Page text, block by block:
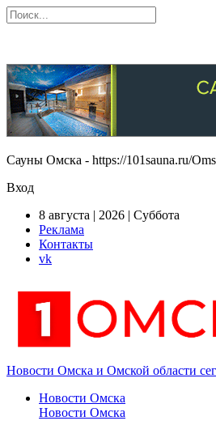
Сауны Омска - https://101sauna.ru/
Вход
8 августа | 2026 | Суббота
Реклама
Контакты
vk
Новости Омска и Омской области
Новости Омска
Новости Омска